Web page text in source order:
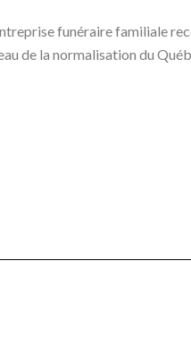
funéraire familiale
de la normalisation du